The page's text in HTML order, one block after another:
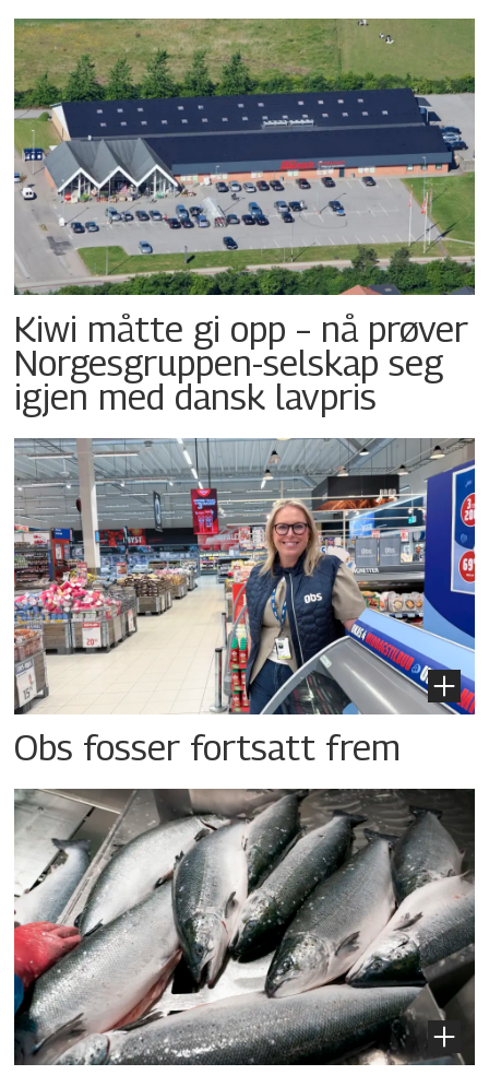
Kiwi måtte gi opp – nå prøver
Norgesgruppen-selskap seg
igjen med dansk lavpris
Obs fosser fortsatt frem